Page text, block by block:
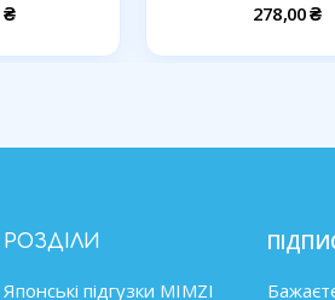
₴ 278,00 ₴
РОЗДІЛИ
Японські підгузки MIMZІ